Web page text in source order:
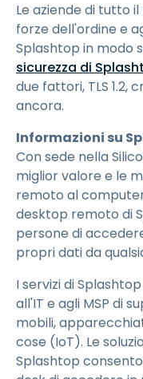
Le aziende di tutto
forze dell'ordine e
Splashtop in modo
sicurezza di
due fattori, TLS 1.2,
ancora.
Informazioni su
Con sede nella
miglior valore e le
remoto al
desktop remoto di
persone di
propri dati da
I servizi di
all'IT e agli MSP di
mobili,
cose (IoT). Le
Splashtop